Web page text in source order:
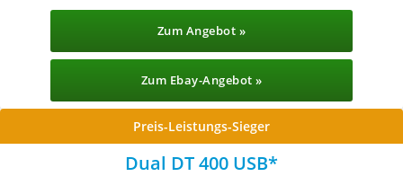
Zum Angebot »
Zum Ebay-Angebot »
Preis-Leistungs-Sieger
Dual DT 400 USB